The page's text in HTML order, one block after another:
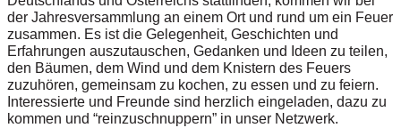
der Jahresversammlung an einem Ort und rund um ein Feuer
zusammen. Es ist die Gelegenheit, Geschichten und
Erfahrungen auszutauschen, Gedanken und Ideen zu teilen,
den Bäumen, dem Wind und dem Knistern des Feuers
zuzuhören, gemeinsam zu kochen, zu essen und zu feiern.
Interessierte und Freunde sind herzlich eingeladen, dazu zu
kommen und “reinzuschnuppern” in unser Netzwerk.